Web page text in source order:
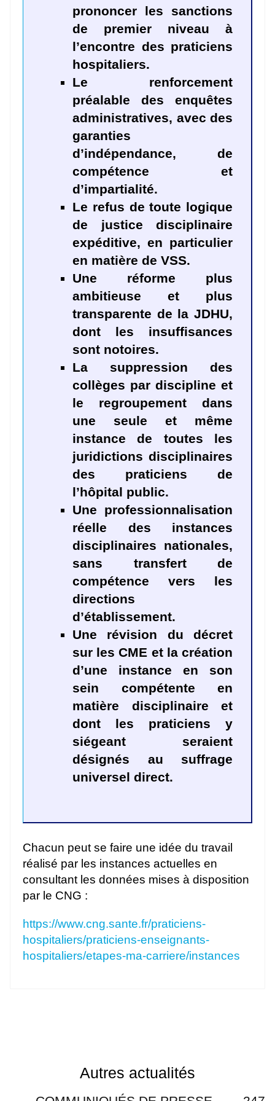
prononcer les sanctions
de premier niveau à
l’encontre des praticiens
hospitaliers.
Le renforcement
préalable des enquêtes
administratives, avec des
garanties
d’indépendance, de
compétence et
d’impartialité.
Le refus de toute logique
de justice disciplinaire
expéditive, en particulier
en matière de VSS.
Une réforme plus
ambitieuse et plus
transparente de la JDHU,
dont les insuffisances
sont notoires.
La suppression des
collèges par discipline et
le regroupement dans
une seule et même
instance de toutes les
juridictions disciplinaires
des praticiens de
l’hôpital public.
Une professionnalisation
réelle des instances
disciplinaires nationales,
sans transfert de
compétence vers les
directions
d’établissement.
Une révision du décret
sur les CME et la création
d’une instance en son
sein compétente en
matière disciplinaire et
dont les praticiens y
siégeant seraient
désignés au suffrage
universel direct.
Chacun peut se faire une idée du travail
réalisé par les instances actuelles en
consultant les données mises à disposition
par le CNG :
https://www.cng.sante.fr/praticiens-
hospitaliers/praticiens-enseignants-
hospitaliers/etapes-ma-carriere/instances
Autres actualités